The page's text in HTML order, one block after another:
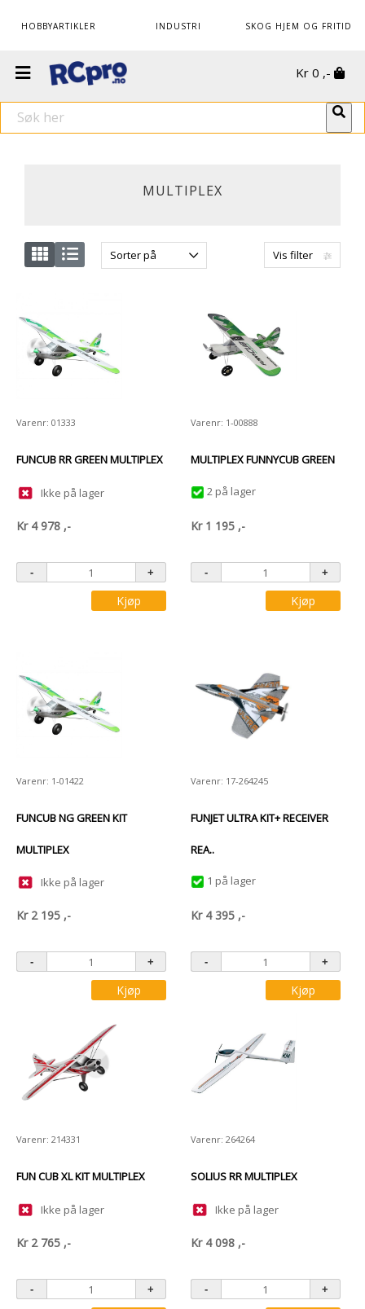
HOBBYARTIKLER INDUSTRI SKOG HJEM OG FRITID
Kr 0 ,-
MULTIPLEX
Vis filter
Sorter på
Varenr: 01333
FUNCUB RR GREEN MULTIPLEX
Ikke på lager
Kr 4 978 ,-
Kjøp
Varenr: 1-00888
MULTIPLEX FUNNYCUB GREEN
2 på lager
Kr 1 195 ,-
Kjøp
Varenr: 1-01422
FUNCUB NG GREEN KIT
MULTIPLEX
Ikke på lager
Kr 2 195 ,-
Kjøp
Varenr: 17-264245
FUNJET ULTRA KIT+ RECEIVER
REA..
1 på lager
Kr 4 395 ,-
Kjøp
Varenr: 214331
FUN CUB XL KIT MULTIPLEX
Ikke på lager
Kr 2 765 ,-
Varenr: 264264
SOLIUS RR MULTIPLEX
Ikke på lager
Kr 4 098 ,-